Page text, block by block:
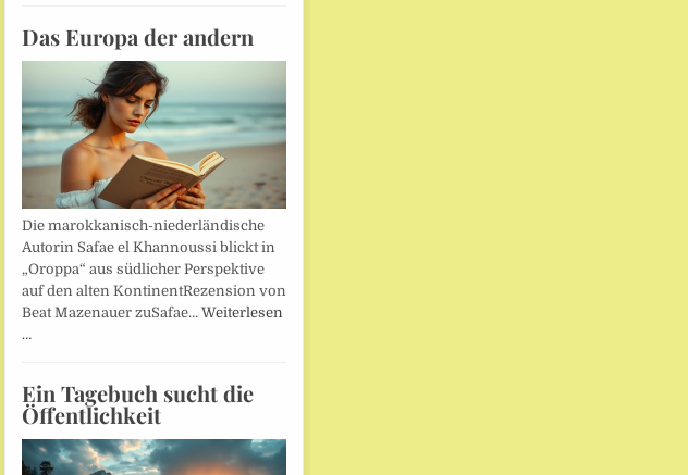
Das Europa der andern
Die marokkanisch-niederländische
Autorin Safae el Khannoussi blickt in
„Oroppa“ aus südlicher Perspektive
auf den alten KontinentRezension von
Beat Mazenauer zuSafae… Weiterlesen
…
Ein Tagebuch sucht die
Öffentlichkeit